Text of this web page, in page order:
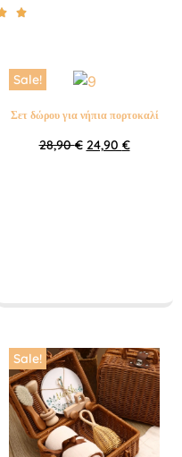

Sale!
Σετ δώρου για νήπια πορτοκαλί
28,90€ 24,90 €
Sale!